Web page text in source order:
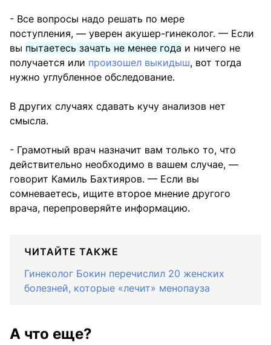
- Все вопросы надо решать по мере
поступления, — уверен акушер-гинеколог. — Если
вы пытаетесь зачать не менее года и ничего не
получается или произошел выкидыш, вот тогда
нужно углубленное обследование.
В других случаях сдавать кучу анализов нет
смысла.
- Грамотный врач назначит вам только то, что
действительно необходимо в вашем случае, —
говорит Камиль Бахтияров. — Если вы
сомневаетесь, ищите второе мнение другого
врача, перепроверяйте информацию.
ЧИТАЙТЕ ТАКЖЕ
Гинеколог Бокин перечислил 20 женских
болезней, которые «лечит» менопауза
А что еще?